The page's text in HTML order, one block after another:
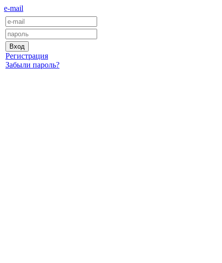
e-mail
Регистрация
Забыли пароль?